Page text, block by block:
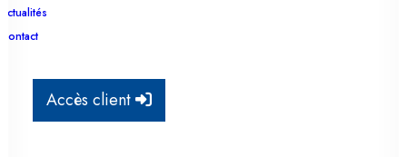
Actualités
Contact
Accès client
l'association Samsara